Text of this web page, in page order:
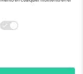
puede variar en
evento, el pie de